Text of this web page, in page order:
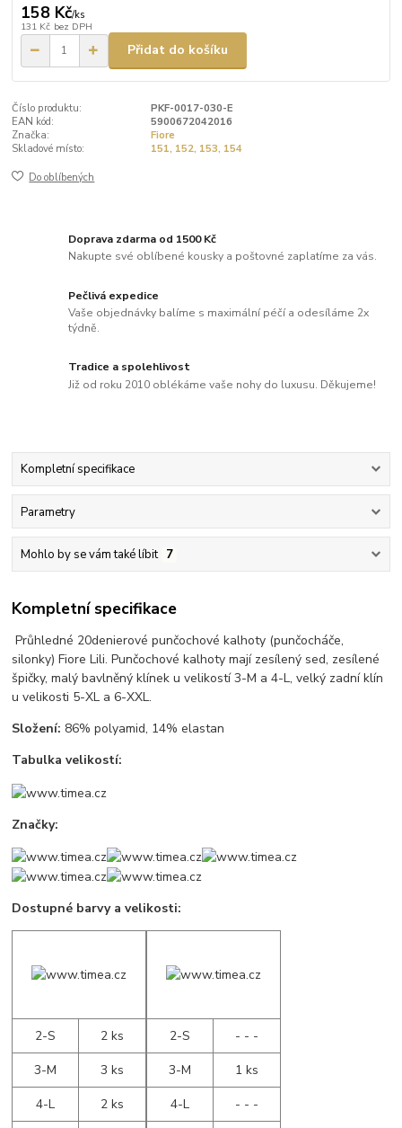
158 Kč/ks
131 Kč bez DPH
Přidat do košíku
Číslo produktu:
PKF-0017-030-E
EAN kód:
5900672042016
Značka:
Fiore
Skladové místo:
151, 152, 153, 154
Do oblíbených
Doprava zdarma od 1500 Kč
Nakupte své oblíbené kousky a poštovné zaplatíme za vás.
Pečlivá expedice
Vaše objednávky balíme s maximální péčí a odesíláme 2x
týdně.
Tradice a spolehlivost
Již od roku 2010 oblékáme vaše nohy do luxusu. Děkujeme!
Kompletní specifikace
Parametry
Mohlo by se vám také líbit 7
Kompletní specifikace
Průhledné 20denierové punčochové kalhoty (punčocháče,
silonky) Fiore Lili. Punčochové kalhoty mají zesílený sed, zesílené
špičky, malý bavlněný klínek u velikostí 3-M a 4-L, velký zadní klín
u velikosti 5-XL a 6-XXL.
Složení: 86% polyamid, 14% elastan
Tabulka velikostí:
Značky:
Dostupné barvy a velikosti:
2-S
2 ks
3-M
3 ks
4-L
2 ks
2-S
- - -
3-M
1 ks
4-L
- - -